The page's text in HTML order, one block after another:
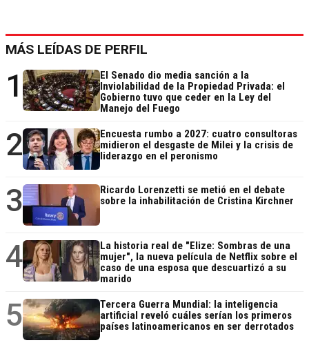
MÁS LEÍDAS DE PERFIL
1
El Senado dio media sanción a la
Inviolabilidad de la Propiedad Privada: el
Gobierno tuvo que ceder en la Ley del
Manejo del Fuego
2
Encuesta rumbo a 2027: cuatro consultoras
midieron el desgaste de Milei y la crisis de
liderazgo en el peronismo
3
Ricardo Lorenzetti se metió en el debate
sobre la inhabilitación de Cristina Kirchner
4
La historia real de "Elize: Sombras de una
mujer", la nueva película de Netflix sobre el
caso de una esposa que descuartizó a su
marido
5
Tercera Guerra Mundial: la inteligencia
artificial reveló cuáles serían los primeros
países latinoamericanos en ser derrotados